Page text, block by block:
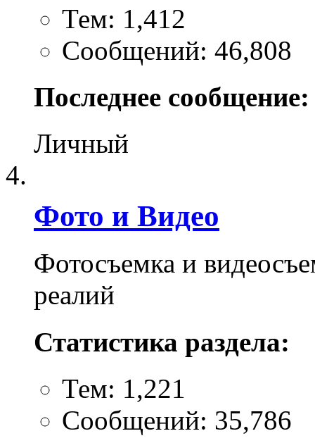
Тем: 1,412
Сообщений: 46,808
Последнее сообщение:
Личный
Фото и Видео
Фотосъемка и
реалий
Статистика раздела:
Тем: 1,221
Сообщений: 35,786